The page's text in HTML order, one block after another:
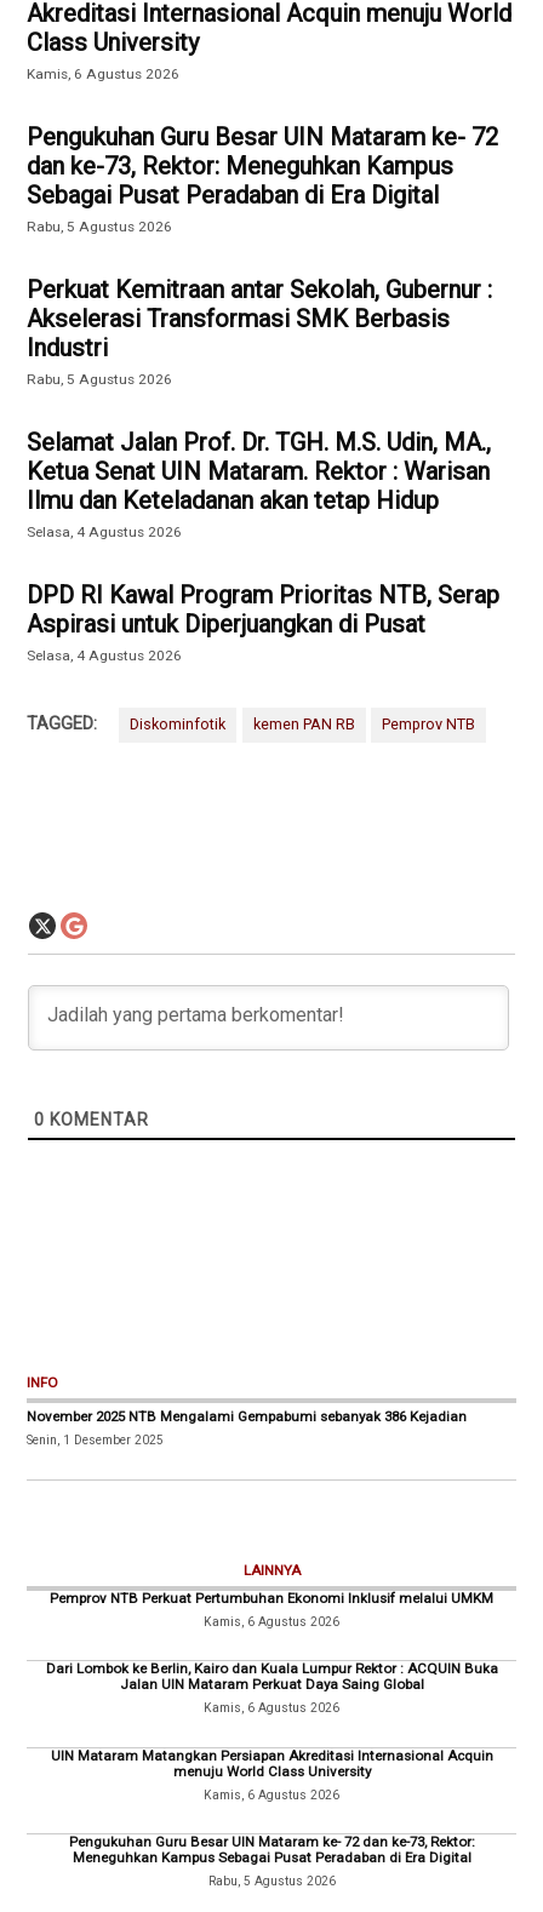
Akreditasi Internasional Acquin menuju World
Class University
Kamis, 6 Agustus 2026
Pengukuhan Guru Besar UIN Mataram ke- 72
dan ke-73, Rektor: Meneguhkan Kampus
Sebagai Pusat Peradaban di Era Digital
Rabu, 5 Agustus 2026
Perkuat Kemitraan antar Sekolah, Gubernur :
Akselerasi Transformasi SMK Berbasis
Industri
Rabu, 5 Agustus 2026
Selamat Jalan Prof. Dr. TGH. M.S. Udin, MA.,
Ketua Senat UIN Mataram. Rektor : Warisan
Ilmu dan Keteladanan akan tetap Hidup
Selasa, 4 Agustus 2026
DPD RI Kawal Program Prioritas NTB, Serap
Aspirasi untuk Diperjuangkan di Pusat
Selasa, 4 Agustus 2026
TAGGED: Diskominfotik kemen PAN RB Pemprov NTB
0 KOMENTAR
INFO
November 2025 NTB Mengalami Gempabumi sebanyak 386 Kejadian
Senin, 1 Desember 2025
LAINNYA
Pemprov NTB Perkuat Pertumbuhan Ekonomi Inklusif melalui UMKM
Kamis, 6 Agustus 2026
Dari Lombok ke Berlin, Kairo dan Kuala Lumpur Rektor : ACQUIN Buka
Jalan UIN Mataram Perkuat Daya Saing Global
Kamis, 6 Agustus 2026
UIN Mataram Matangkan Persiapan Akreditasi Internasional Acquin
menuju World Class University
Kamis, 6 Agustus 2026
Pengukuhan Guru Besar UIN Mataram ke- 72 dan ke-73, Rektor:
Meneguhkan Kampus Sebagai Pusat Peradaban di Era Digital
Rabu, 5 Agustus 2026